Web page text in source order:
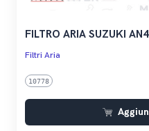
FILTRO ARIA SUZUKI
Filtri Aria
10778